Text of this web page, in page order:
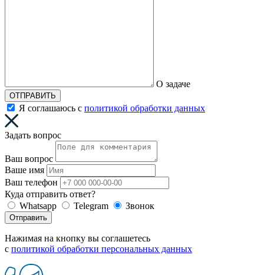
О задаче
ОТПРАВИТЬ
Я соглашаюсь с политикой обработки данных
Задать вопрос
Ваш вопрос
Ваше имя
Ваш телефон
Куда отправить ответ?
Whatsapp
Telegram Звонок
Отправить
Нажимая на кнопку вы соглашетесь
с политикой обработки персональных данных